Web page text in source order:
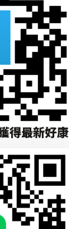
得最新好康